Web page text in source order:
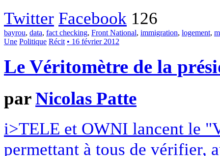
Twitter Facebook 126
bayrou, data, fact checking, Front National, immigration, logement,
Une Politique Récit • 16 février 2012
Le Véritomètre de la
parNicolas Patte
i>TELE et OWNI lancent le
permettant à tous de vérifier,